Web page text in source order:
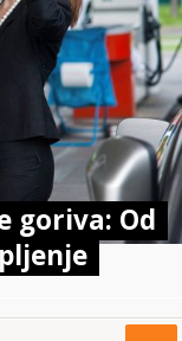
goriva: Od